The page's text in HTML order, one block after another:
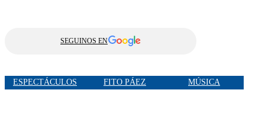
SEGUINOS EN
ESPECTÁCULOS FITO PÁEZ MÚSICA